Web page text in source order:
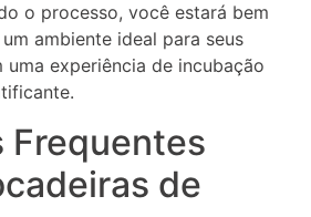
o processo, você estará bem
ambiente ideal para seus
uma experiência de incubação
Frequentes
de